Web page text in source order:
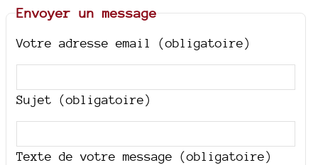
Envoyer un message
Votre adresse email (obligatoire)
Sujet (obligatoire)
Texte de votre message (obligatoire)